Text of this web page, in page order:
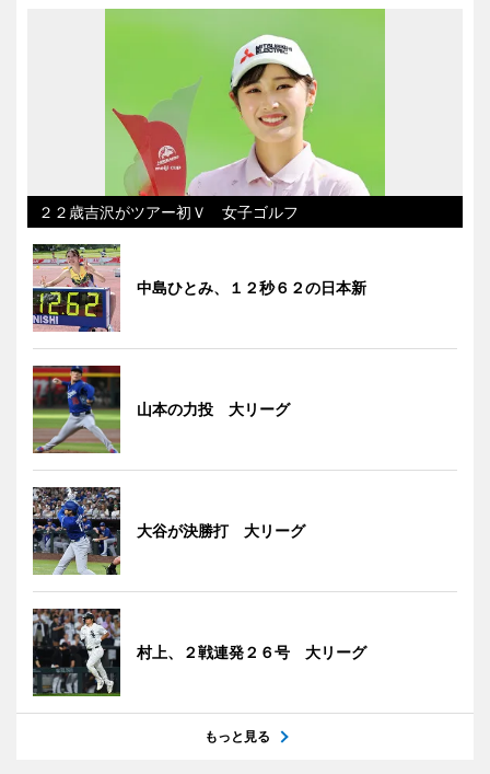
２２歳吉沢がツアー初Ｖ 女子ゴルフ
中島ひとみ、１２秒６２の日本新
山本の力投 大リーグ
大谷が決勝打 大リーグ
村上、２戦連発２６号 大リーグ
もっと見る